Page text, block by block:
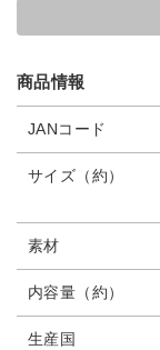
商品情報
JANコード
サイズ（約）
素材
内容量（約）
生産国